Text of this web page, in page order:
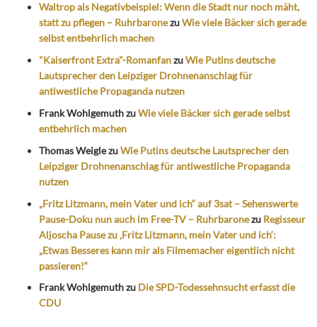
Waltrop als Negativbeispiel: Wenn die Stadt nur noch mäht,
statt zu pflegen – RuhrbaronezuWie viele Bäcker sich gerade
selbst entbehrlich machen
"Kaiserfront Extra"-RomanfanzuWie Putins deutsche
Lautsprecher den Leipziger Drohnenanschlag für
antiwestliche Propaganda nutzen
Frank WohlgemuthzuWie viele Bäcker sich gerade selbst
entbehrlich machen
Thomas WeiglezuWie Putins deutsche Lautsprecher den
Leipziger Drohnenanschlag für antiwestliche Propaganda
nutzen
„Fritz Litzmann, mein Vater und ich“ auf 3sat – Sehenswerte
Pause-Doku nun auch im Free-TV – Ruhrbaronezu Regisseur
Aljoscha Pause zu ‚Fritz Litzmann, mein Vater und ich‘:
„Etwas Besseres kann mir als Filmemacher eigentlich nicht
passieren!“
Frank Wohlgemuthzu Die SPD-Todessehnsucht erfasst die
CDU